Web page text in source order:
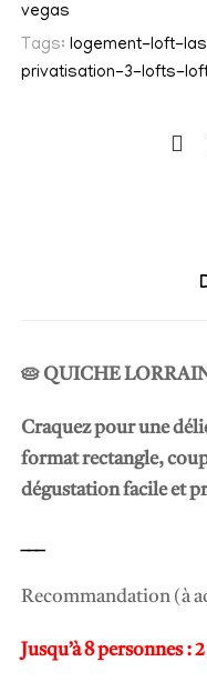
t
é
d
R
A
I
E
vegas
Tags: logement-loft-
privatisation-3-lofts-
🥧 QUICHE
Craquez pour une
format rectangle,
dégustation facile et
Recommandation (à
Jusqu’à 8 personnes :